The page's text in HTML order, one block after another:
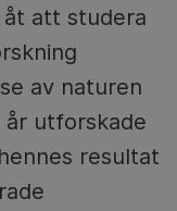
att studera
av naturen
utforskade
resultat